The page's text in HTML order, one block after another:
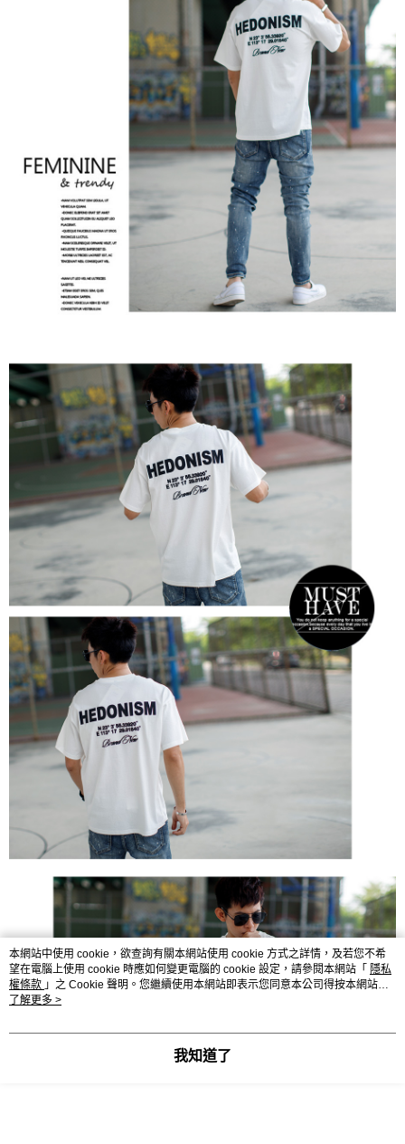
本網站中使用 cookie，欲查詢有關本網站使用 cookie 方式之詳情，及若您不希
望在電腦上使用 cookie 時應如何變更電腦的 cookie 設定，請參閱本網站「 隱私
權條款 」之 Cookie 聲明。您繼續使用本網站即表示您同意本公司得按本網站使
用條款之 Cookie 聲明使用 cookie。
了解更多 >
我知道了